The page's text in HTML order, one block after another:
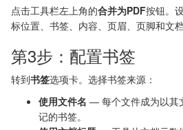
点击工具栏左上角的合并为PDF按钮。
标位置、书签、内容、页眉、页脚和文
第3步：配置书签
转到书签选项卡。选择书签来源：
使用文件名 — 每个文件成为以其
记的书签。